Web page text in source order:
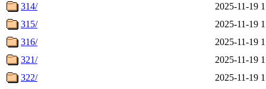
314/
2025-11-19
315/
2025-11-19
316/
2025-11-19
321/
2025-11-19
322/
2025-11-19